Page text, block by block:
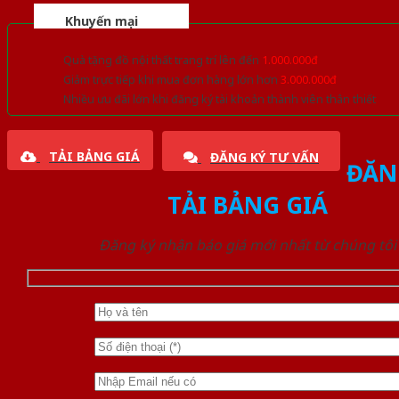
Khuyến mại
Quà tặng đồ nội thất trang trí lên đến 1.000.000đ
Giảm trực tiếp khi mua đơn hàng lớn hơn 3.000.000đ
Nhiều ưu đãi lớn khi đăng ký tài khoản thành viên thân thiết
TẢI BẢNG GIÁ ĐĂNG KÝ TƯ VẤN
TẢI BẢNG GIÁ
Đăng ký nhận báo giá mới nhất từ chúng tôi